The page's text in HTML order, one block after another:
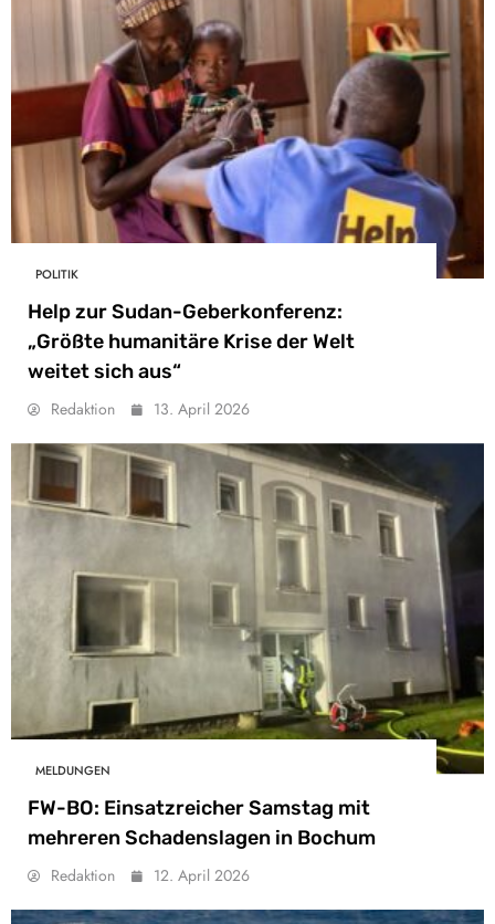
POLITIK
Help zur Sudan-Geberkonferenz:
„Größte humanitäre Krise der Welt
weitet sich aus“
Redaktion 13. April 2026
MELDUNGEN
FW-BO: Einsatzreicher Samstag mit
mehreren Schadenslagen in Bochum
Redaktion 12. April 2026